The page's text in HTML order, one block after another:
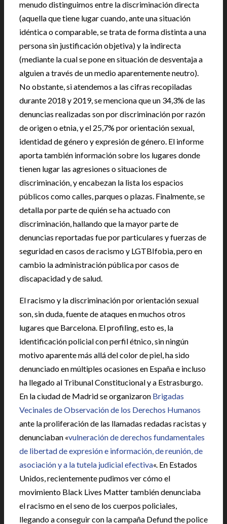
menudo distinguimos entre la discriminación directa
(aquella que tiene lugar cuando, ante una situación
idéntica o comparable, se trata de forma distinta a una
persona sin justificación objetiva) y la indirecta
(mediante la cual se pone en situación de desventaja a
alguien a través de un medio aparentemente neutro).
No obstante, si atendemos a las cifras recopiladas
durante 2018 y 2019, se menciona que un 34,3% de las
denuncias realizadas son por discriminación por razón
de origen o etnia, y el 25,7% por orientación sexual,
identidad de género y expresión de género. El informe
aporta también información sobre los lugares donde
tienen lugar las agresiones o situaciones de
discriminación, y encabezan la lista los espacios
públicos como calles, parques o plazas. Finalmente, se
detalla por parte de quién se ha actuado con
discriminación, hallando que la mayor parte de
denuncias reportadas fue por particulares y fuerzas de
seguridad en casos de racismo y LGTBIfobia, pero en
cambio la administración pública por casos de
discapacidad y de salud.
El racismo y la discriminación por orientación sexual
son, sin duda, fuente de ataques en muchos otros
lugares que Barcelona. El profiling, esto es, la
identificación policial con perfil étnico, sin ningún
motivo aparente más allá del color de piel, ha sido
denunciado en múltiples ocasiones en España e incluso
ha llegado al Tribunal Constitucional y a Estrasburgo.
En la ciudad de Madrid se organizaron Brigadas
Vecinales de Observación de los Derechos Humanos
ante la proliferación de las llamadas redadas racistas y
denunciaban «vulneración de derechos fundamentales
de libertad de expresión e información, de reunión, de
asociación y a la tutela judicial efectiva«. En Estados
Unidos, recientemente pudimos ver cómo el
movimiento Black Lives Matter también denunciaba
el racismo en el seno de los cuerpos policiales,
llegando a conseguir con la campaña Defund the police